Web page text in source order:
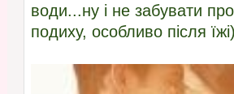
води...ну і не забувати про
подиху, особливо після